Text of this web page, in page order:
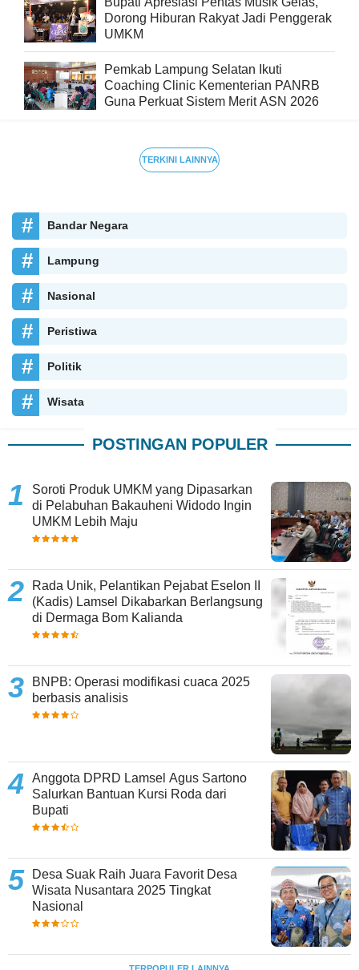
Dorong Hiburan Rakyat Jadi Penggerak
UMKM
Pemkab Lampung Selatan Ikuti
Coaching Clinic Kementerian PANRB
Guna Perkuat Sistem Merit ASN 2026
TERKINI LAINNYA
Bandar Negara
Lampung
Nasional
Peristiwa
Politik
Wisata
POSTINGAN POPULER
Soroti Produk UMKM yang Dipasarkan
di Pelabuhan Bakauheni Widodo Ingin
UMKM Lebih Maju
Rada Unik, Pelantikan Pejabat Eselon II
(Kadis) Lamsel Dikabarkan Berlangsung
di Dermaga Bom Kalianda
BNPB: Operasi modifikasi cuaca 2025
berbasis analisis
Anggota DPRD Lamsel Agus Sartono
Salurkan Bantuan Kursi Roda dari
Bupati
Desa Suak Raih Juara Favorit Desa
Wisata Nusantara 2025 Tingkat
Nasional